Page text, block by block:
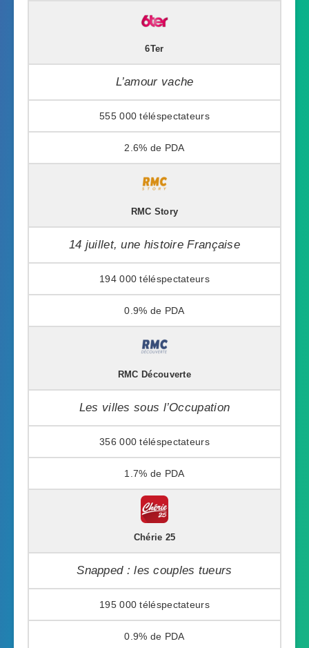
6Ter
L’amour vache
555 000
2.6%
RMC Story
14 juillet, une histoire Française
194 000
0.9%
RMC Découverte
Les villes sous l’Occupation
356 000
1.7%
Chérie 25
Snapped : les couples tueurs
195 000
0.9%